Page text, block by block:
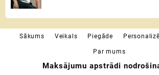
through
19,49 €
Sākums Veikals Piegāde
Par mums
Maksājumu apstrādi